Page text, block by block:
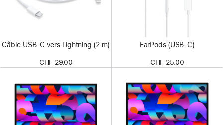
Câble USB-C vers Lightning (2 m)
CHF 29.00
EarPods (USB-C)
CHF 25.00